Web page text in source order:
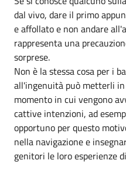
dal vivo, dare il primo
e affollato e non andare
rappresenta una
sorprese.
Non è la stessa cosa per i
all'ingenuità può metterli
momento in cui vengono
cattive intenzioni, ad
opportuno per questo
nella navigazione e
genitori le loro esperienze